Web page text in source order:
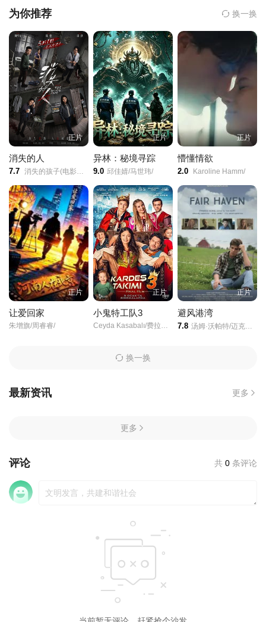
几个星期。
为你推荐 换一换
正片
消失的人
7.7 消失的孩子(电影版)/海葵/Vanishing Point/
正片
异林：秘境寻踪
9.0 邱佳婧/马世玮/
正片
懵懂情欲
2.0 Karoline Hamm/
正片
让爱回家
朱增旗/周睿睿/
正片
小鬼特工队3
正片
避风港湾
7.8 汤姆·沃帕特/迈克尔·格兰特/
换一换
最新资讯 更多
更多
评论 共 0 条评论